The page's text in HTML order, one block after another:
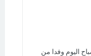
اليوم وفدا من